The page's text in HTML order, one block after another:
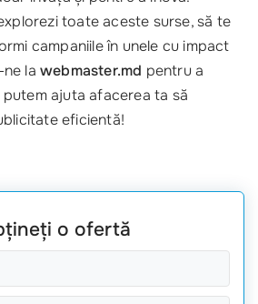
toate aceste surse, să te
campaniile în unele cu impact
la webmaster.md pentru a
ajuta afacerea ta să
eficientă!
o ofertă